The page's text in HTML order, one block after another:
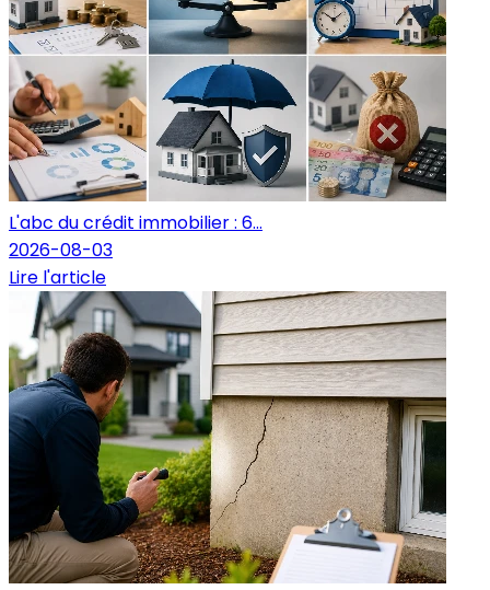
L'abc du crédit immobilier : 6...
2026-08-03
Lire l'article